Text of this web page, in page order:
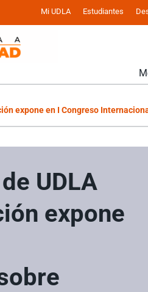
Mi UDLA Estudiantes
expone en I Congreso
UDLA
expone